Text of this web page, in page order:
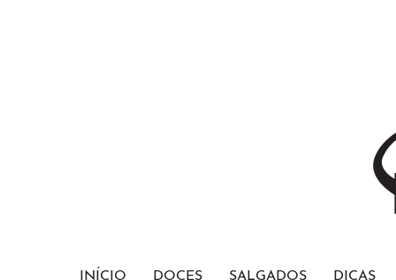
INÍCIO DOCES SALGADOS DICAS